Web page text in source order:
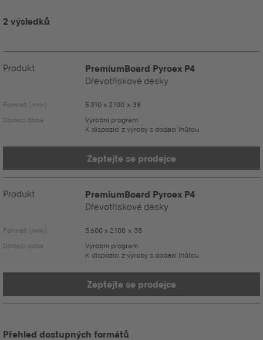
2 výsledků
Produkt PremiumBoard Pyroex P4
Dřevotřískové desky
Formát (mm)
5.310 x 2.100 x 38
Dodací doba
Výrobní program
K dispozici z výroby s dodací lhůtou
Zeptejte se prodejce
Produkt PremiumBoard Pyroex P4
Dřevotřískové desky
Formát (mm)
5.600 x 2.100 x 38
Dodací doba
Výrobní program
K dispozici z výroby s dodací lhůtou
Zeptejte se prodejce
Přehled dostupných formátů